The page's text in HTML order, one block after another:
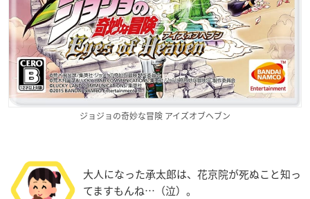
ジョジョの奇妙な冒険 アイズオブヘブン
大人になった承太郎は、花京院が死ぬこと知っ
てますもんね…（泣）。